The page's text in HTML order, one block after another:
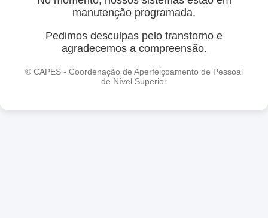
manutenção programada.
Pedimos desculpas pelo transtorno e
agradecemos a compreensão.
© CAPES - Coordenação de Aperfeiçoamento de Pessoal
de Nível Superior